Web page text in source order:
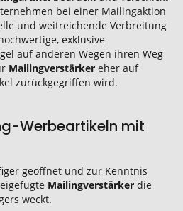
bei einer Mailingaktion
und weitreichende Verbreitung
exklusive
auf anderen Wegen ihren Weg
Mailingverstärker eher auf
zurückgegriffen wird.
Werbeartikeln mit
geöffnet und zur Kenntnis
Mailingverstärker die
weckt.